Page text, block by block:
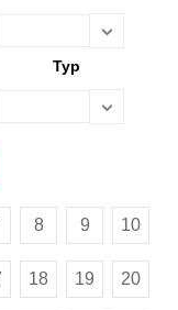
Typ
8 9 10
18 19 20